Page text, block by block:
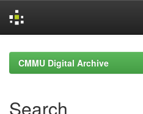
navigationCMMU Digital Archive
Search